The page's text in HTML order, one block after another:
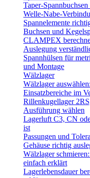
Taper-
Welle-Nabe-
Spannelemente
Buchsen und
CLAMPEX
Auslegung
Spannhülsen für
und Montage
Wälzlager
Wälzlager
Einsatzbereiche im
Rillenkugellager
Ausführung wählen
Lagerluft C3, CN
ist
Passungen und
Gehäuse richtig
Wälzlager
einfach erklärt
Lagerlebensdauer